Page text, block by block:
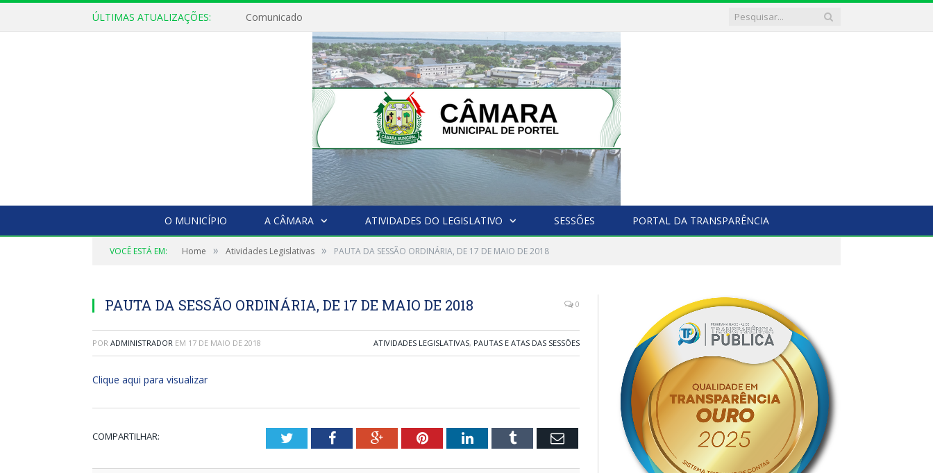
ÚLTIMAS ATUALIZAÇÕES: Comunicado
O MUNICÍPIO A CÂMARA ATIVIDADES DO LEGISLATIVO SESSÕES PORTAL DA TRANSPARÊNCIA
VOCÊ ESTÁ EM: Home » Atividades Legislativas » PAUTA DA SESSÃO ORDINÁRIA, DE 17 DE MAIO DE 2018
PAUTA DA SESSÃO ORDINÁRIA, DE 17 DE MAIO DE 2018 0
POR ADMINISTRADOR EM 17 DE MAIO DE 2018 ATIVIDADES LEGISLATIVAS, PAUTAS E ATAS DAS SESSÕES
Clique aqui para visualizar
COMPARTILHAR: TwitterFacebookGoogle+PinterestLinkedInTumblr Email